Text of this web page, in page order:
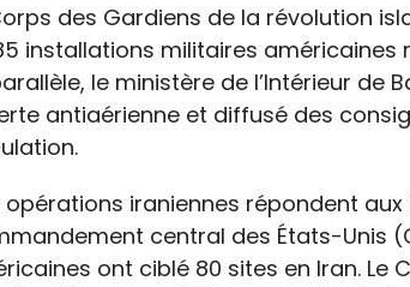
des Gardiens de la révolution
installations militaires américaines
le ministère de l’Intérieur de
antiaérienne et diffusé des
opérations iraniennes répondent
central des États-Unis
ont ciblé 80 sites en Iran. Le